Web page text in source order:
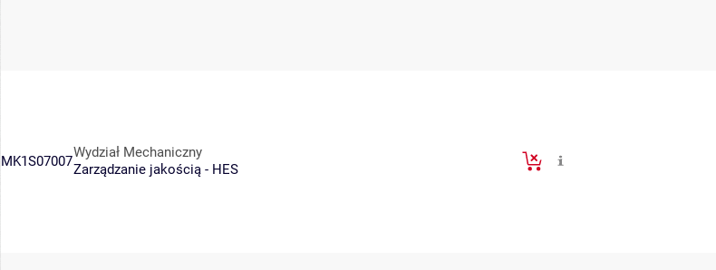
MK1S07007
Wydział Mechaniczny
Zarządzanie jakością - HES